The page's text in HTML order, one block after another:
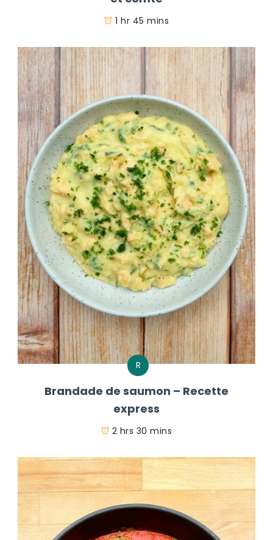
1 hr 45 mins
R
Brandade de saumon – Recette
express
2 hrs 30 mins